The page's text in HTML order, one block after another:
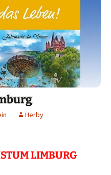
Herby
LIMBURG